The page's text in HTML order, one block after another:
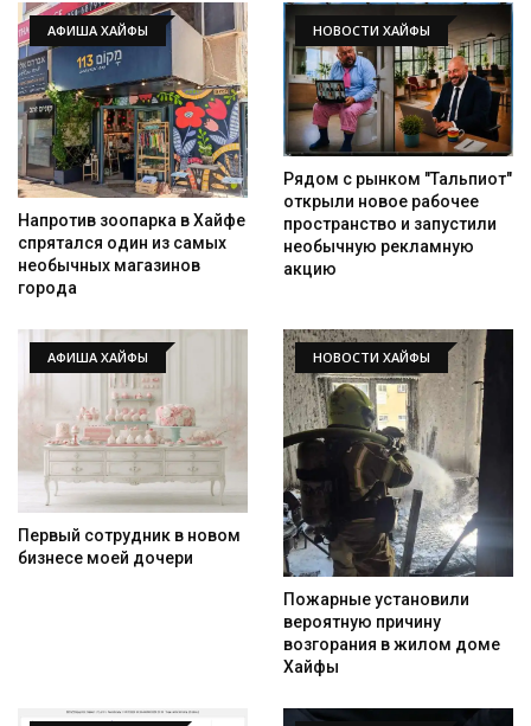
АФИША ХАЙФЫ
Напротив зоопарка в Хайфе
спрятался один из самых
необычных магазинов
города
НОВОСТИ ХАЙФЫ
Рядом с рынком "Тальпиот"
открыли новое рабочее
пространство и запустили
необычную рекламную
акцию
АФИША ХАЙФЫ
Первый сотрудник в новом
бизнесе моей дочери
НОВОСТИ ХАЙФЫ
Пожарные установили
вероятную причину
возгорания в жилом доме
Хайфы